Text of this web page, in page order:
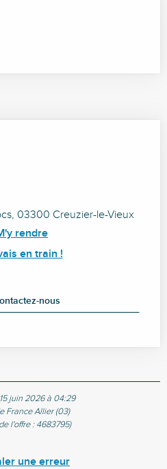
03300 Creuzier-le-Vieux
rendre
en train !
nous
juin 2026 à 04:29
France Allier (03)
l'offre : 4683795)
une erreur